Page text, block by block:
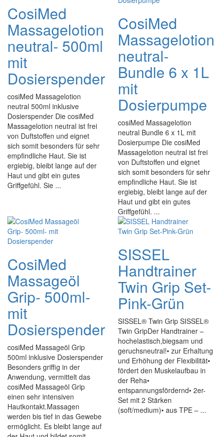
CosiMed
Massagelotion
neutral- 500ml
mit
Dosierspender
cosiMed Massagelotion
neutral 500ml inklusive
Dosierspender Die cosiMed
Massagelotion neutral ist frei
von Duftstoffen und eignet
sich somit besonders für sehr
empfindliche Haut. Sie ist
ergiebig, bleibt lange auf der
Haut und gibt ein gutes
Griffgefühl. Sie ...
CosiMed
Massagelotion
neutral-
Bundle 6 x 1L
mit
Dosierpumpe
cosiMed Massagelotion
neutral Bundle 6 x 1L mit
Dosierpumpe Die cosiMed
Massagelotion neutral ist frei
von Duftstoffen und eignet
sich somit besonders für sehr
empfindliche Haut. Sie ist
ergiebig, bleibt lange auf der
Haut und gibt ein gutes
Griffgefühl. ...
CosiMed
Massageöl
Grip- 500ml-
mit
Dosierspender
cosiMed Massageöl Grip
500ml inklusive Dosierspender
Besonders griffig in der
Anwendung, vermittelt das
cosiMed Massageöl Grip
einen sehr intensiven
Hautkontakt.Massagen
werden bis tief in das Gewebe
ermöglicht. Es bleibt lange auf
SISSEL
Handtrainer
Twin Grip Set-
Pink-Grün
SISSEL® Twin Grip SISSEL®
Twin GripDer Handtrainer –
hochelastisch,biegsam und
geruchsneutral!• zur Erhaltung
und Erhöhung der Flexibilität•
fördert den Muskelaufbau in
der Reha•
entspannungsfördernd• 2er-
Set mit 2 Stärken
(soft/medium)• aus TPE – ...